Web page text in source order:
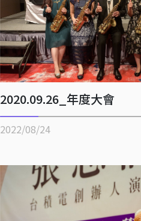
2020.09.26_年度大會
2022/08/24